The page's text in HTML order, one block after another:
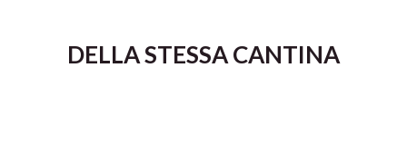
DELLA STESSA CANTINA